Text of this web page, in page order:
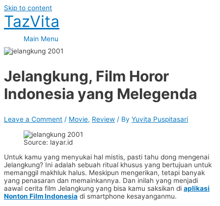
Skip to content
TazVita
Main Menu
Jelangkung, Film Horor
Indonesia yang Melegenda
Leave a Comment / Movie, Review / By Yuvita Puspitasari
Source: layar.id
Untuk kamu yang menyukai hal mistis, pasti tahu dong mengenai
Jelangkung? Ini adalah sebuah ritual khusus yang bertujuan untuk
memanggil makhluk halus. Meskipun mengerikan, tetapi banyak
yang penasaran dan memainkannya. Dan inilah yang menjadi
aawal cerita film Jelangkung yang bisa kamu saksikan di aplikasi
Nonton Film Indonesia di smartphone kesayanganmu.